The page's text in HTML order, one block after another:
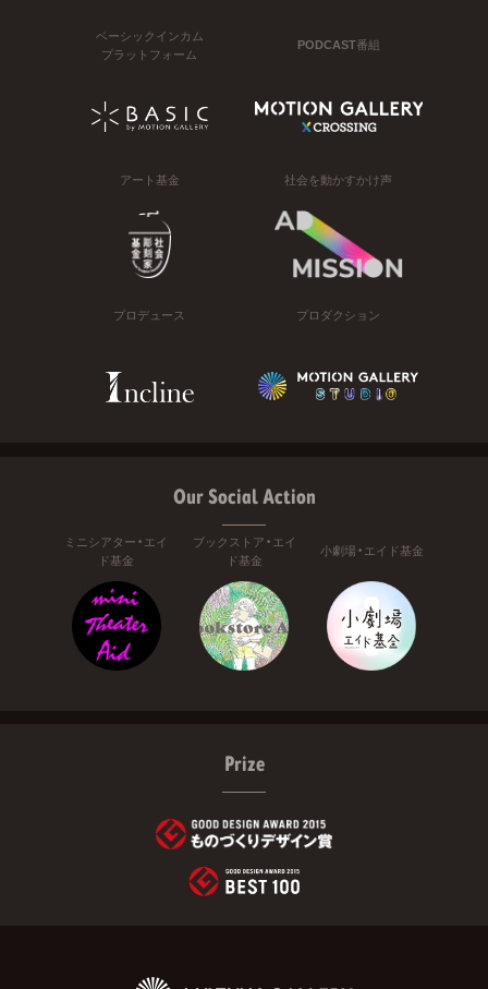
ベーシックインカム
プラットフォーム
PODCAST番組
アート基金 社会を動かすかけ声
プロデュース プロダクション
Our Social Action
ミニシアター・エイ
ド基金
ブックストア・エイ
ド基金
小劇場・エイド基金
Prize